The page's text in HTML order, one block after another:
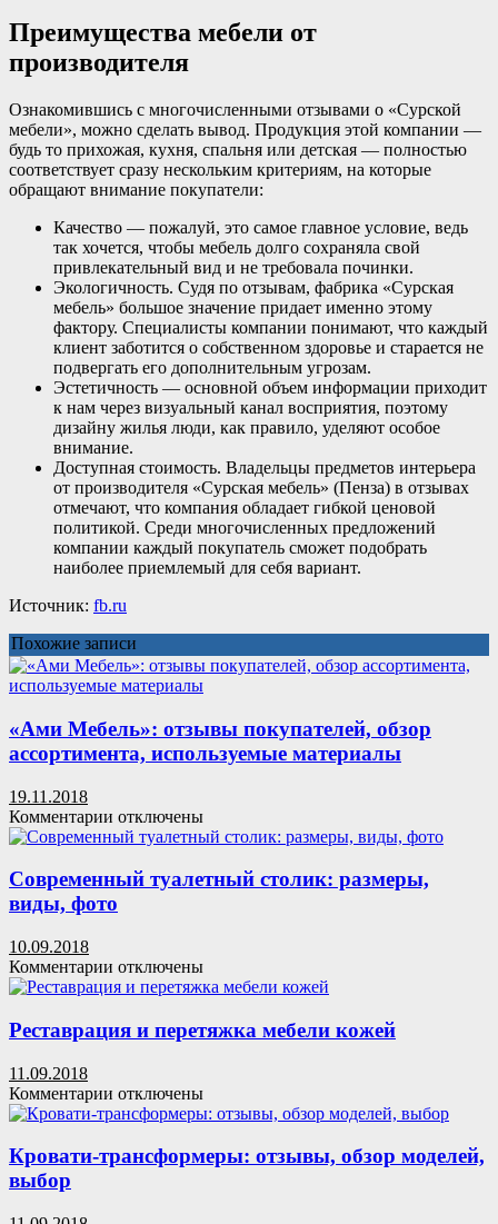
Преимущества мебели от
производителя
Ознакомившись с многочисленными отзывами о «Сурской
мебели», можно сделать вывод. Продукция этой компании —
будь то прихожая, кухня, спальня или детская — полностью
соответствует сразу нескольким критериям, на которые
обращают внимание покупатели:
Качество — пожалуй, это самое главное условие, ведь
так хочется, чтобы мебель долго сохраняла свой
привлекательный вид и не требовала починки.
Экологичность. Судя по отзывам, фабрика «Сурская
мебель» большое значение придает именно этому
фактору. Специалисты компании понимают, что каждый
клиент заботится о собственном здоровье и старается не
подвергать его дополнительным угрозам.
Эстетичность — основной объем информации приходит
к нам через визуальный канал восприятия, поэтому
дизайну жилья люди, как правило, уделяют особое
внимание.
Доступная стоимость. Владельцы предметов интерьера
от производителя «Сурская мебель» (Пенза) в отзывах
отмечают, что компания обладает гибкой ценовой
политикой. Среди многочисленных предложений
компании каждый покупатель сможет подобрать
наиболее приемлемый для себя вариант.
Источник: fb.ru
Похожие записи
«Ами Мебель»: отзывы покупателей, обзор
ассортимента, используемые материалы
19.11.2018
Комментарии к
записи
Мебель»:
отзывы
покупателей,
используемые
материалы
отключены
Современный туалетный столик: размеры,
виды, фото
10.09.2018
Комментарии к
записи
туалетный
столик:
фото
отключены
Реставрация и перетяжка мебели кожей
11.09.2018
Комментарии к
записи
и
перетяжка
отключены
Кровати-трансформеры: отзывы, обзор моделей,
выбор